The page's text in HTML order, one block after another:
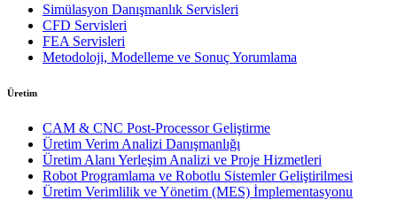
Simülasyon Danışmanlık Servisleri
CFD Servisleri
FEA Servisleri
Metodoloji, Modelleme ve Sonuç Yorumlama
Üretim
CAM & CNC Post-Processor Geliştirme
Üretim Verim Analizi Danışmanlığı
Üretim Alanı Yerleşim Analizi ve Proje Hizmetleri
Robot Programlama ve Robotlu Sistemler Geliştirilmesi
Üretim Verimlilik ve Yönetim (MES) İmplementasyonu